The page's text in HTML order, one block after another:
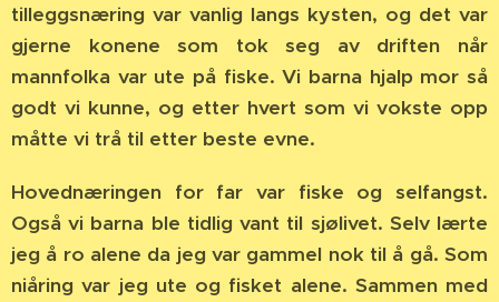
tilleggsnæring var vanlig langs kysten, og det var
gjerne konene som tok seg av driften når
mannfolka var ute på fiske. Vi barna hjalp mor så
godt vi kunne, og etter hvert som vi vokste opp
måtte vi trå til etter beste evne.
Hovednæringen for far var fiske og selfangst.
Også vi barna ble tidlig vant til sjølivet. Selv lærte
jeg å ro alene da jeg var gammel nok til å gå. Som
niåring var jeg ute og fisket alene. Sammen med